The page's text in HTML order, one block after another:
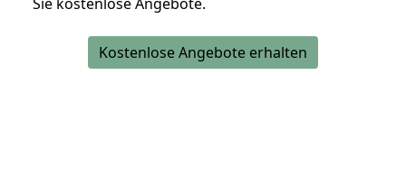
Kostenlose Angebote erhalten